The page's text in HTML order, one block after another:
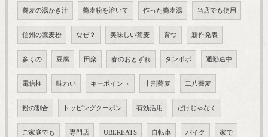
蕎麦の湯がき汁 蕎麦粉を溶いて 作った蕎麦湯 当店でも使用
信州の蕎麦粉 なぜ？ 美味しい蕎麦 育つ 新作発表
多くの 豆腐 田楽 春のおとずれ タンポポ 通勤途中
電信柱 味わい キーポイント 十割蕎麦 二八蕎麦
粉の割合 トッピングクーポン 有効活用 だけじゃなく
ご家庭でも 専門店 UBEREATS 自転車 バイク 家で